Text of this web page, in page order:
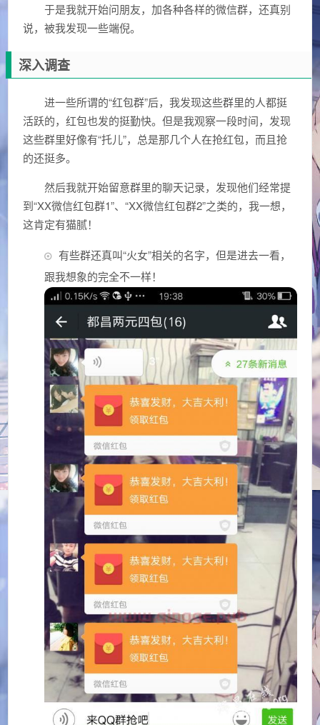
于是我就开始问朋友，加各种各样的微信群，还真别
说，被我发现一些端倪。
深入调查
进一些所谓的“红包群”后，我发现这些群里的人都挺
活跃的，红包也发的挺勤快。但是我观察一段时间，发现
这些群里好像有“托儿”，总是那几个人在抢红包，而且抢
的还挺多。
然后我就开始留意群里的聊天记录，发现他们经常提
到“XX微信红包群1”、“XX微信红包群2”之类的，我一想，
这肯定有猫腻！
有些群还真叫“火女”相关的名字，但是进去一看，
跟我想象的完全不一样！